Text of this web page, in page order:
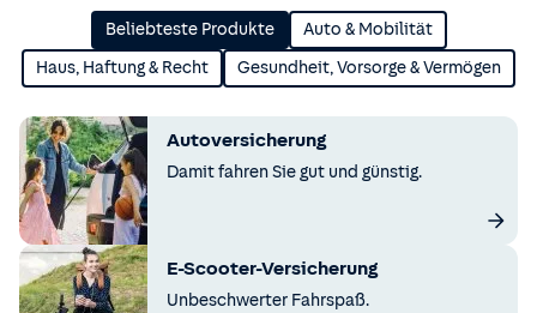
Beliebteste Produkte Auto & Mobilität
Haus, Haftung & Recht Gesundheit, Vorsorge & Vermögen
Autoversicherung
Damit fahren Sie gut und günstig.
E-Scooter-Versicherung
Unbeschwerter Fahrspaß.